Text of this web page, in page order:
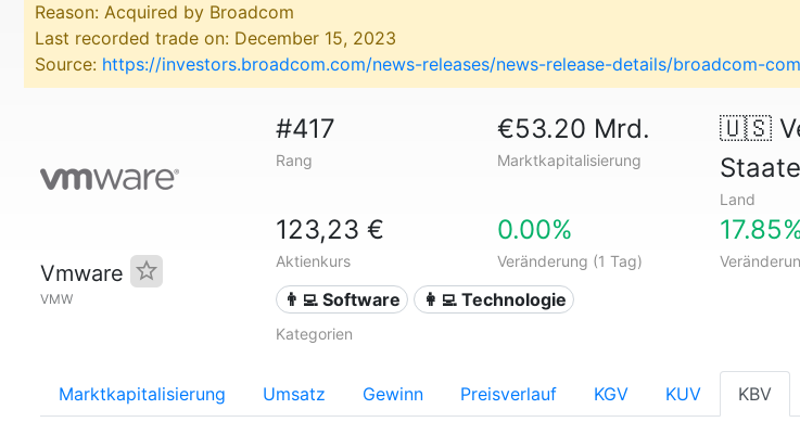
Reason: Acquired by Broadcom
Last recorded trade on: December 15, 2023
Source: https://investors.broadcom.com/news-releases/news-release-details/broadcom-
Vmware
VMW
#417
Rang
€53.20 Mrd.
Marktkapitalisierung
🇺🇸
Land
123,23 €
Aktienkurs
0.00%
Veränderung (1 Tag)
👨‍💻 Software 👩‍💻 Technologie
Kategorien
Marktkapitalisierung Umsatz Gewinn Preisverlauf KGV KUV KBV